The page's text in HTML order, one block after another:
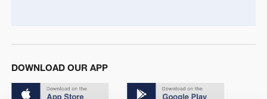
DOWNLOAD OUR APP